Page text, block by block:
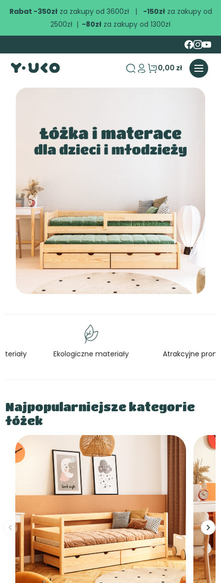
Rabat -350złza zakupy od 3600zł | -150złza zakupy od
2500zł | -80zł za zakupy od 1300zł
0,00 zł
Ekologiczne materiały Atrakcyjne promocje
Najpopularniejsze kategorie
łóżek